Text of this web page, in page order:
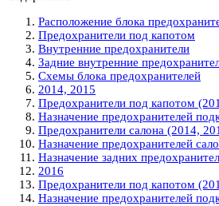
Расположение блока
Предохранители под капотом
Внутренние предохранители
Задние внутренние
Схемы блока предохранителей
2014, 2015
Предохранители под капотом
Назначение предохранителей
Предохранители салона (2014,
Назначение предохранителей
Назначение задних
2016
Предохранители под капотом
Назначение предохранителей